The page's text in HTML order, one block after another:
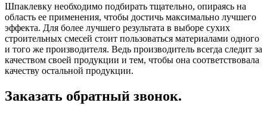
Шпаклевку необходимо подбирать тщательно, опираясь на
область ее применения, чтобы достичь максимально лучшего
эффекта. Для более лучшего результата в выборе сухих
строительных смесей стоит пользоваться материалами одного
и того же производителя. Ведь производитель всегда следит за
качеством своей продукции и тем, чтобы она соответствовала
качеству остальной продукции.
Заказать обратный звонок.